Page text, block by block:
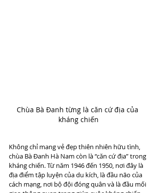
Chùa Bà Đanh từng là căn cứ địa của
kháng chiến
Không chỉ mang vẻ đẹp thiên nhiên hữu tình,
chùa Bà Đanh Hà Nam còn là “căn cứ địa” trong
kháng chiến. Từ năm 1946 đến 1950, nơi đây là
địa điểm tập luyện của du kích, là đầu não của
cách mạng, nơi bộ đội đóng quân và là đầu mối